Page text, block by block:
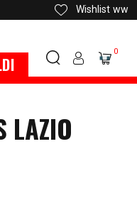
ww
Wishlist
0
LAZIO